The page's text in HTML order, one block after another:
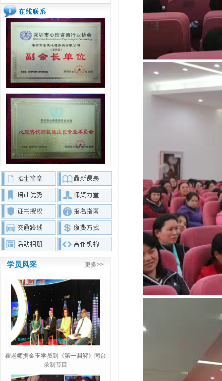
式成立
误导学员报名事件
【金玉心理】17年心理咨询师职业规
划指导讲座--为您的心理咨询师成长
之路导航
【金玉心理】2017年3月30日 朋辈
案例督导提问训练中
【深职训】深圳金玉心理咨询师培训
2017年5月国考考前辅导课程已全面
启动
学员风采 更多>>
翟老师携金玉学员到《第一调解》同台
录制节目